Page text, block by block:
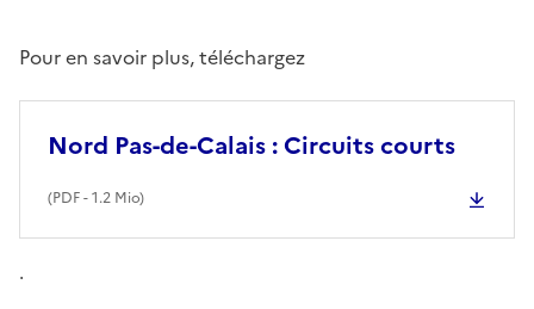
Pour en savoir plus, téléchargez
Nord Pas-de-Calais : Circuits courts
(PDF- 1.2 Mio)
.